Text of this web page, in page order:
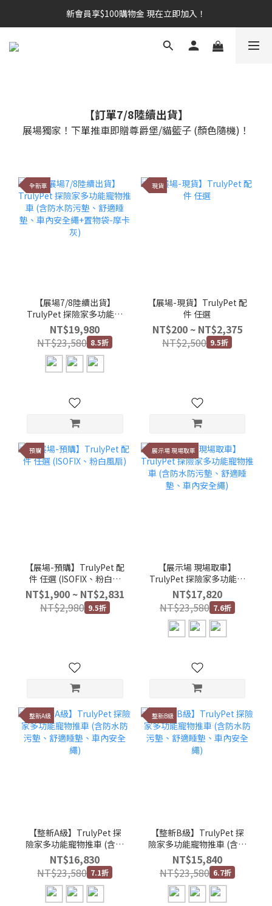
新會員享$100購物金 現在立即加入！
新會員享$100購物金 現在立即加入！
訂閱 Email 與 SMS，優惠活動搶先知道，訂單進度即時掌握
【訂單7/8陸續出貨】
展場獨家！下單推車即贈尊爵堡/貓籃子 (顏色隨機)！
全新車
【展場7/8陸續出貨】
TrulyPet 探險家多功能寵
物推車 (含防水防污墊、舒
適睡墊、車內安全繩+置物
袋-摩卡灰)
NT$19,980
NT$23,580 8.5折
現貨
【展場-現貨】TrulyPet 配
件 任選
NT$200 ~ NT$2,375
NT$2,500 9.5折
預購
【展場-預購】TrulyPet 配
件 任選 (ISOFIX、粉白風
扇)
NT$1,900 ~ NT$2,831
NT$2,980 9.5折
展示場 現場取車
【展示場 現場取車】
TrulyPet 探險家多功能寵
物推車 (含防水防污墊、舒
適睡墊、車內安全繩)
NT$17,820
NT$23,580 7.6折
整新A級
【整新A級】TrulyPet 探
險家多功能寵物推車 (含防
水防污墊、舒適睡墊、車
內安全繩)
NT$16,830
NT$23,580 7.1折
整新B級
【整新B級】TrulyPet 探
險家多功能寵物推車 (含防
水防污墊、舒適睡墊、車
內安全繩)
NT$15,840
NT$23,580 6.7折